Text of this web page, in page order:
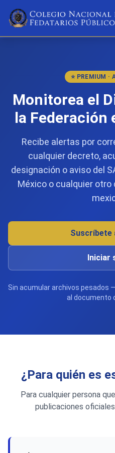
⭐ PREMIUM ·
Monitorea el
la Federación
Recibe alertas por
cualquier decreto,
designación o aviso del
México o cualquier
Suscríbete
Iniciar
Sin acumular archivos pesados
al documento
¿Para quién es
Para cualquier persona
publicaciones